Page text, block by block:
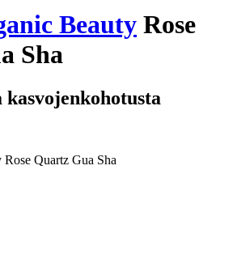
Beauty Rose
Sha
Quartz Gua Sha